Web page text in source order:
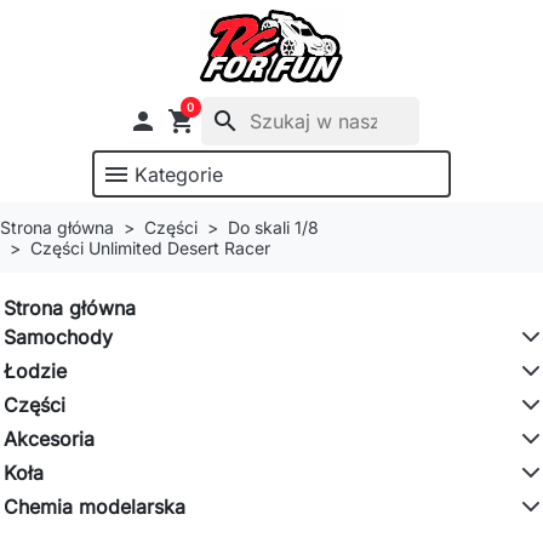
 shopping_cart
0
search
menu Kategorie
Strona główna Części
Do skali 1/8
Części Unlimited Desert Racer
Strona główna
Samochody
Łodzie
Części
Akcesoria
Koła
Chemia modelarska